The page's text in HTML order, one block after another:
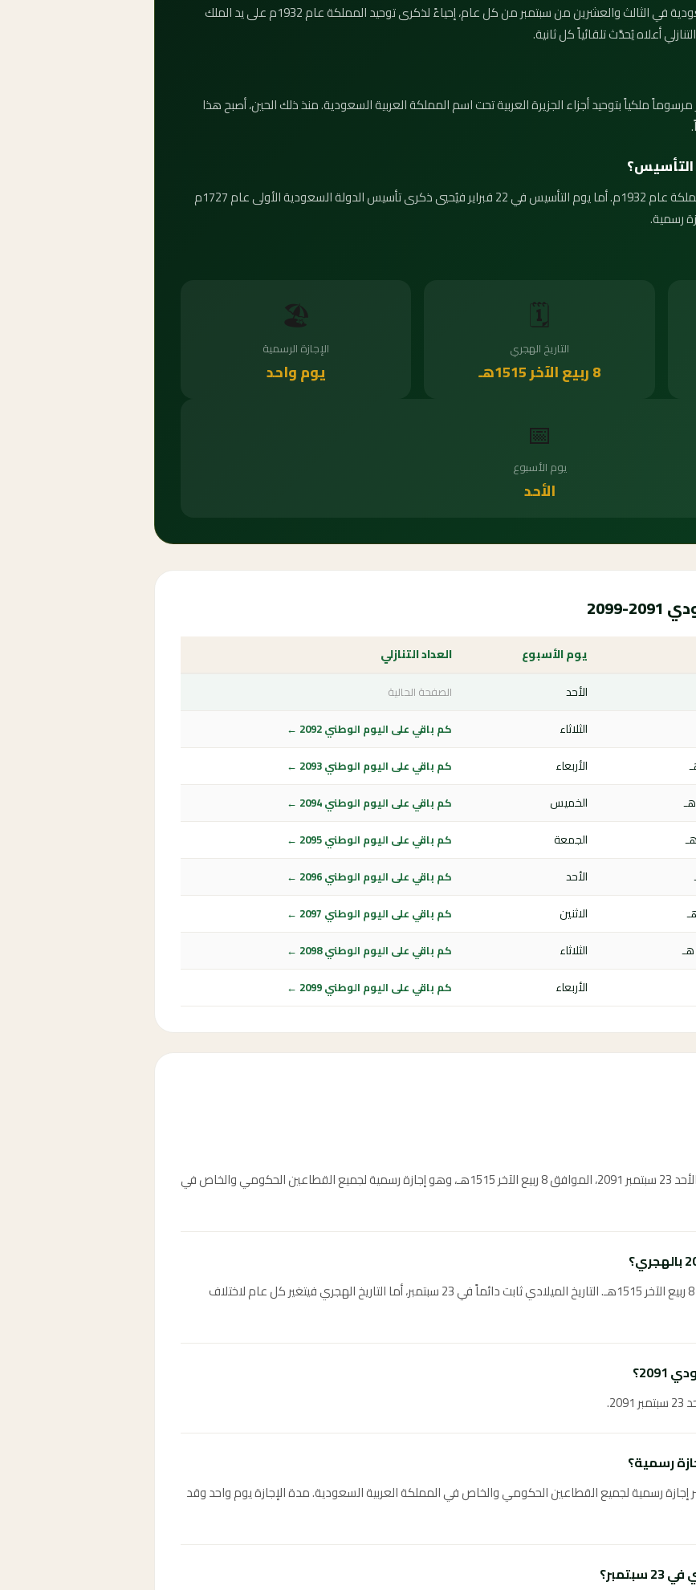
يُحتفل باليوم الوطني للمملكة العربية السعودية في الثالث والعشرين من سبتمبر من كل عام، إحياءً لذكرى توحيد المملكة عام 1932م على يد الملك
أعلاه يُحدَّث تلقائياً كل ثانية.
عبدالعزيز مرسوماً ملكياً بتوحيد أجزاء الجزيرة العربية تحت اسم المملكة العربية السعودية. منذ ذلك الحين، أصبح هذا
التأسيس؟
اليوم الوطني في 23 سبتمبر يُحيي توحيد المملكة عام 1932م. أما يوم التأسيس في 22 فبراير فيُحيي ذكرى تأسيس الدولة السعودية الأولى عام 1727م
رسمية.
🗓️
التاريخ الهجري
8 ربيع الآخر 1515هـ
🏖️
الإجازة الرسمية
يوم واحد
📅
يوم الأسبوع
الأحد
يوم الأسبوع
العداد التنازلي
الأحد الصفحة الحالية
الثلاثاء كم باقي على اليوم الوطني 2092 ←
الأربعاء كم باقي على اليوم الوطني 2093 ←
الخميس كم باقي على اليوم الوطني 2094 ←
الجمعة كم باقي على اليوم الوطني 2095 ←
الأحد كم باقي على اليوم الوطني 2096 ←
الاثنين كم باقي على اليوم الوطني 2097 ←
الثلاثاء كم باقي على اليوم الوطني 2098 ←
الأربعاء كم باقي على اليوم الوطني 2099 ←
يوافق اليوم الوطني السعودي 2091 يوم الأحد 23 سبتمبر 2091، الموافق 8 ربيع الآخر 1515هـ، وهو إجازة رسمية لجميع القطاعين الحكومي والخاص في
يوافق اليوم الوطني السعودي 2091 تاريخ 8 ربيع الآخر 1515هـ. التاريخ الميلادي ثابت دائماً في 23 سبتمبر، أما التاريخ الهجري فيتغير كل عام لاختلاف
الوطني السعودي في 23 سبتمبر إجازة رسمية لجميع القطاعين الحكومي والخاص في المملكة العربية السعودية. مدة الإجازة يوم واحد وقد